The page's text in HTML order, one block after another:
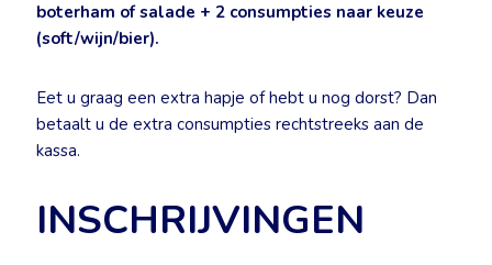
boterham of salade + 2 consumpties naar keuze
(soft/wijn/bier).
Eet u graag een extra hapje of hebt u nog dorst? Dan
betaalt u de extra consumpties rechtstreeks aan de
kassa.
INSCHRIJVINGEN